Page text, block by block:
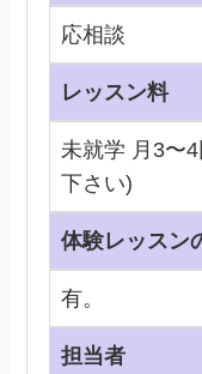
応相談
レッスン料
未就学 月3〜
下さい)
体験レッスン
有。
担当者